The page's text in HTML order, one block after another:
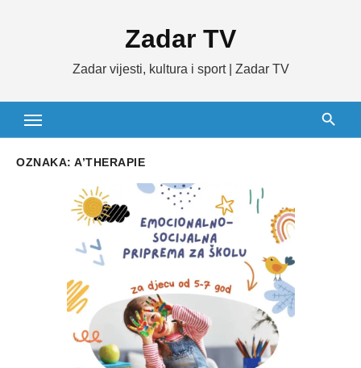
Zadar TV
Zadar vijesti, kultura i sport | Zadar TV
OZNAKA: A’THERAPIE